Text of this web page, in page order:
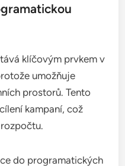
klíčovým prvkem v
umožňuje
prostorů. Tento
kampaní, což
do programatických